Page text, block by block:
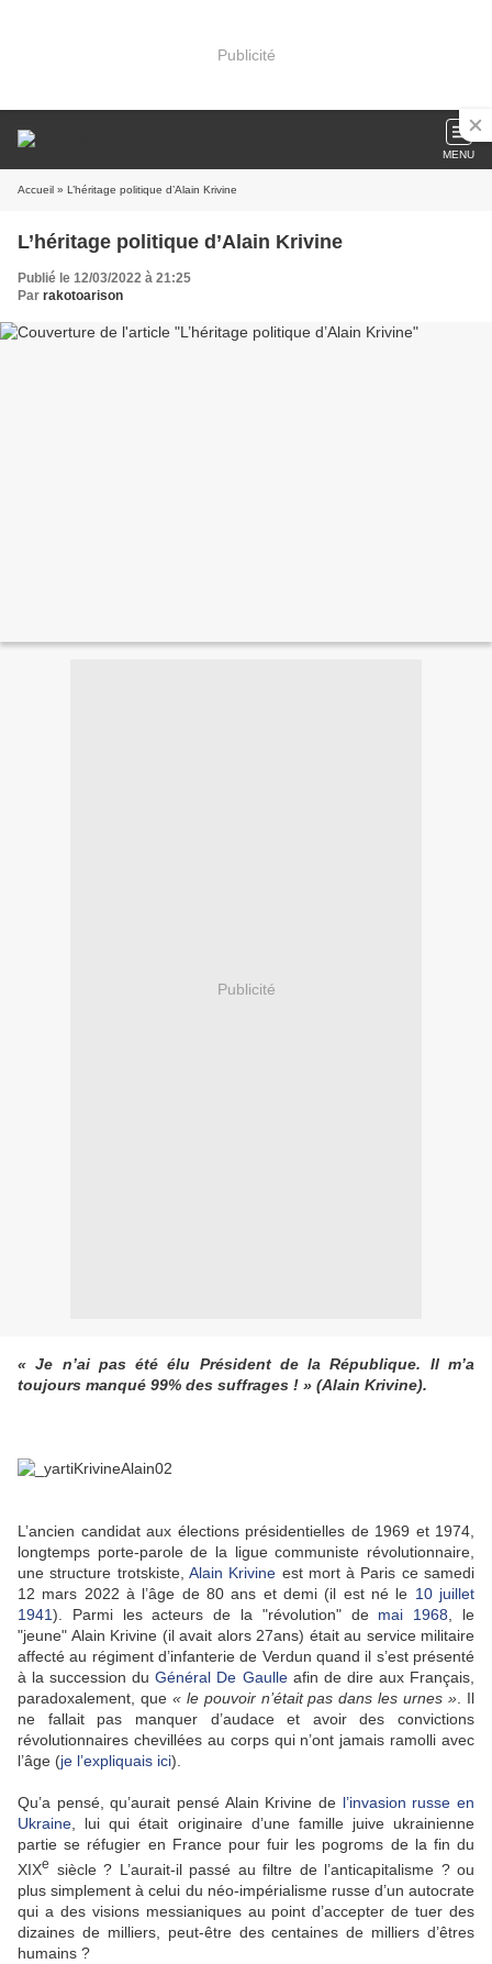
Publicité
MENU
Accueil » L’héritage politique d’Alain Krivine
L’héritage politique d’Alain Krivine
Publié le 12/03/2022 à 21:25
Par rakotoarison
Publicité
« Je n’ai pas été élu Président de la République. Il m’a
toujours manqué 99% des suffrages ! » (Alain Krivine).
L’ancien candidat aux élections présidentielles de 1969 et 1974,
longtemps porte-parole de la ligue communiste révolutionnaire,
une structure trotskiste, Alain Krivine est mort à Paris ce samedi
12 mars 2022 à l’âge de 80 ans et demi (il est né le 10 juillet
1941). Parmi les acteurs de la "révolution" de mai 1968 , le
"jeune" Alain Krivine (il avait alors 27ans) était au service militaire
affecté au régiment d’infanterie de Verdun quand il s’est présenté
à la succession duGénéral De Gaulleafin de dire aux Français,
paradoxalement, que « le pouvoir n’était pas dans les urnes » . Il
ne fallait pas manquer d’audace et avoir des convictions
révolutionnaires chevillées au corps qui n’ont jamais ramolli avec
l’âge (je l’expliquais ici).
Qu’a pensé, qu’aurait pensé Alain Krivine de l’invasion russe en
Ukraine , lui qui était originaire d’une famille juive ukrainienne
partie se réfugier en France pour fuir les pogroms de la fin du
XIXe
siècle ? L’aurait-il passé au filtre de l’anticapitalisme ? ou
plus simplement à celui du néo-impérialisme russe d’un autocrate
qui a des visions messianiques au point d’accepter de tuer des
dizaines de milliers, peut-être des centaines de milliers d’êtres
humains ?